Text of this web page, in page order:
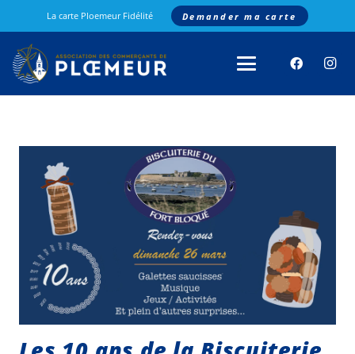
La carte Ploemeur Fidélité Demander ma carte